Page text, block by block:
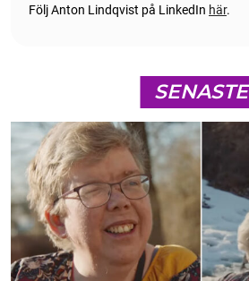
Följ Anton Lindqvist på LinkedIn här.
SENASTE